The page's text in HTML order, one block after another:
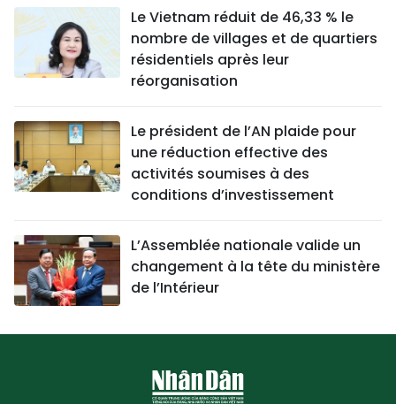
Le Vietnam réduit de 46,33 % le
nombre de villages et de quartiers
résidentiels après leur
réorganisation
Le président de l’AN plaide pour
une réduction effective des
activités soumises à des
conditions d’investissement
L’Assemblée nationale valide un
changement à la tête du ministère
de l’Intérieur